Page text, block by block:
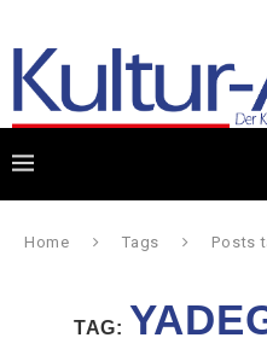
Home Tags Posts
TAG: